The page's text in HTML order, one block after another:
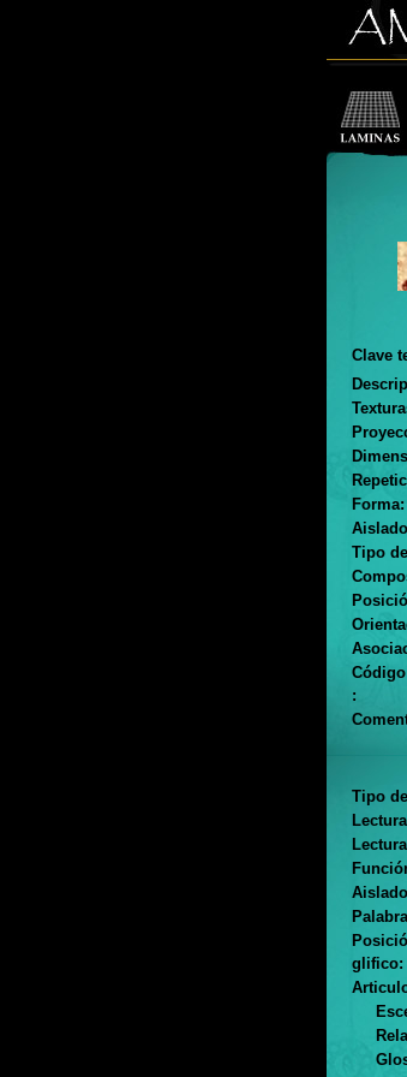
Clave
Forma:
Tipo
:
Tipo
glifico: